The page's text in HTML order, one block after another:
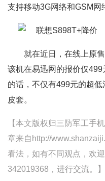
支持移动3G网络和GSM网
就在近日，在线上原
该机在易迅网的报价仅
的话，不仅有499元的超
皮套。
【本文版权归三防军工手
章来自http://
看法，如有不同观点，欢
342019368，进行交流。】